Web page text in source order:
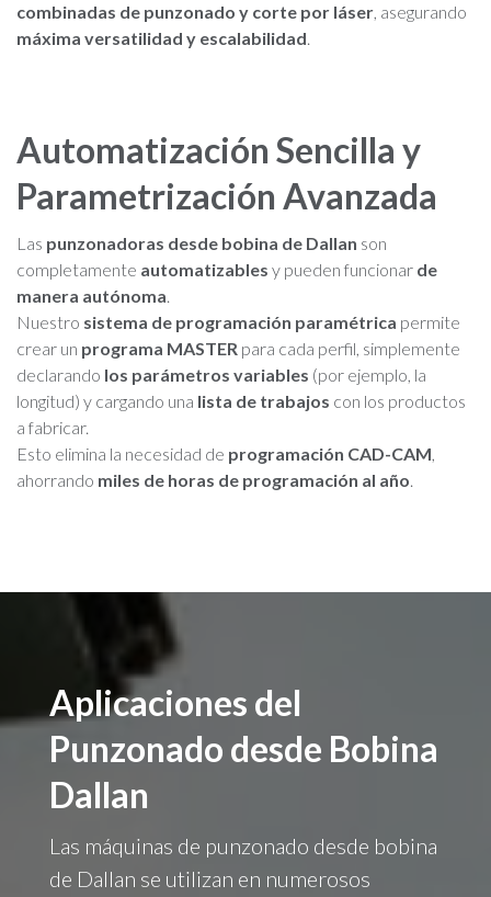
combinadas de punzonado y corte por láser, asegurando
máxima versatilidad y escalabilidad.
Automatización Sencilla y
Parametrización Avanzada
Las punzonadoras desde bobina de Dallan son
completamente automatizables y pueden funcionar de
manera autónoma.
Nuestro sistema de programación paramétrica permite
crear un programa MASTER para cada perfil, simplemente
declarando los parámetros variables (por ejemplo, la
longitud) y cargando una lista de trabajos con los productos
a fabricar.
Esto elimina la necesidad de programación CAD-CAM,
ahorrando miles de horas de programación al año.
Aplicaciones del
Punzonado desde Bobina
Dallan
Las máquinas de punzonado desde bobina
de Dallan se utilizan en numerosos